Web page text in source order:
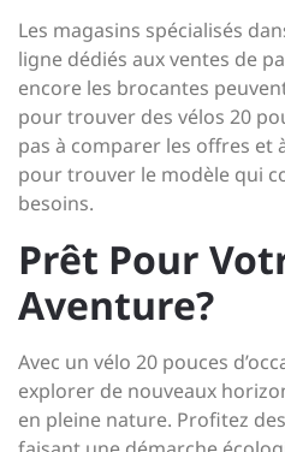
Les magasins spécialisés
ligne dédiés aux ventes de
encore les brocantes
pour trouver des vélos 20
pas à comparer les offres et
pour trouver le modèle qui
besoins.
Prêt Pour
Aventure?
Avec un vélo 20 pouces
explorer de nouveaux
en pleine nature. Profitez